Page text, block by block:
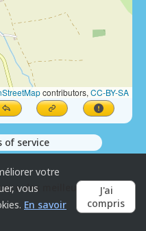
contributors, CC-BY-SA
of service
votre
vous
En savoir
J'ai
compris